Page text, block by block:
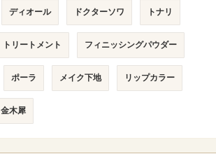
ディオール ドクターソワ トナリ
トリートメント フィニッシングパウダー
ポーラ メイク下地 リップカラー
金木犀